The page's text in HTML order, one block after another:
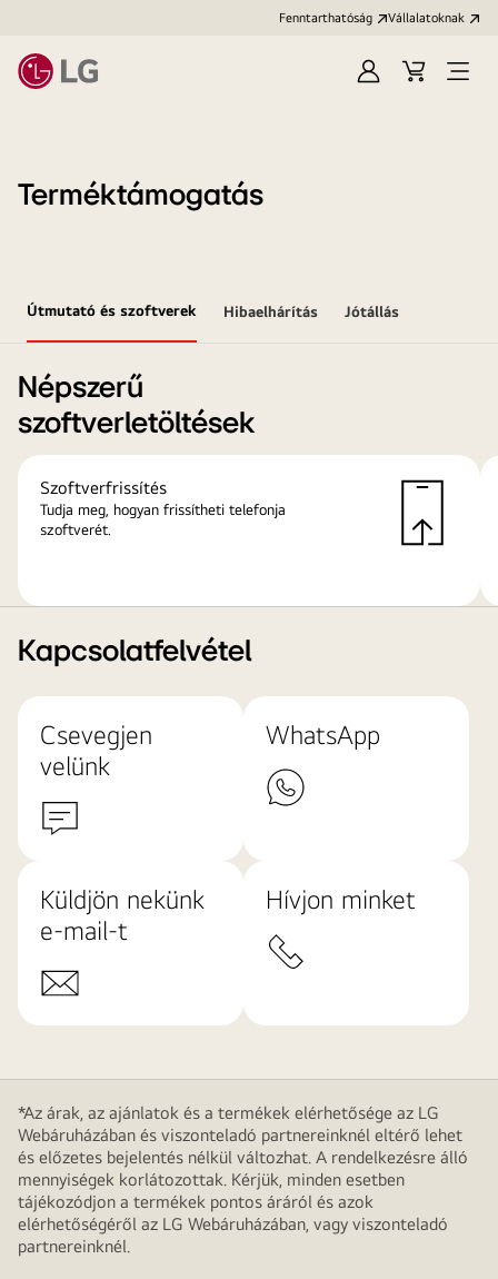
Fenntarthatóság Vállalatoknak
Bejelentkezés
KosárMenü
Terméktámogatás
Útmutató és szoftverek Hibaelhárítás Jótállás
Népszerű
szoftverletöltések
Szoftverfrissítés
Tudja meg, hogyan frissítheti telefonja
szoftverét.
Kapcsolatfelvétel
Csevegjen
velünk
WhatsApp
Küldjön nekünk
e-mail-t
Hívjon minket
*Az árak, az ajánlatok és a termékek elérhetősége az LG
Webáruházában és viszonteladó partnereinknél eltérő lehet
és előzetes bejelentés nélkül változhat. A rendelkezésre álló
mennyiségek korlátozottak. Kérjük, minden esetben
tájékozódjon a termékek pontos áráról és azok
elérhetőségéről az LG Webáruházában, vagy viszonteladó
partnereinknél.